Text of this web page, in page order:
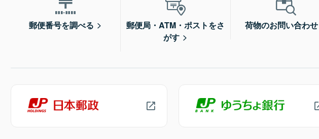
郵便番号を調べる
郵便局・ATM・ポストをさ
がす
荷物のお問い合わせ